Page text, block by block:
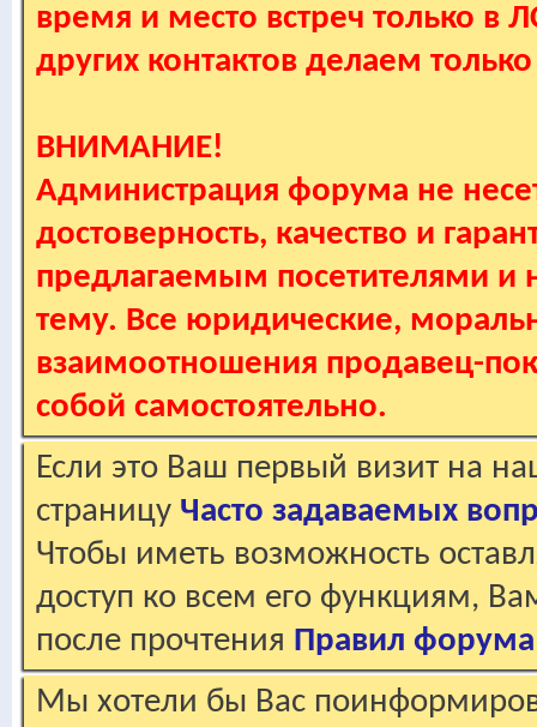
время и место встреч только в
других контактов делаем
ВНИМАНИЕ!
Администрация форума не
достоверность, качество и
предлагаемым посетителями и
тему. Все юридические,
взаимоотношения продавец-
собой самостоятельно.
Если это Ваш первый визит на
страницу Часто задаваемых
Чтобы иметь возможность
доступ ко всем его функциям,
после прочтения Правил форума
Мы хотели бы Вас